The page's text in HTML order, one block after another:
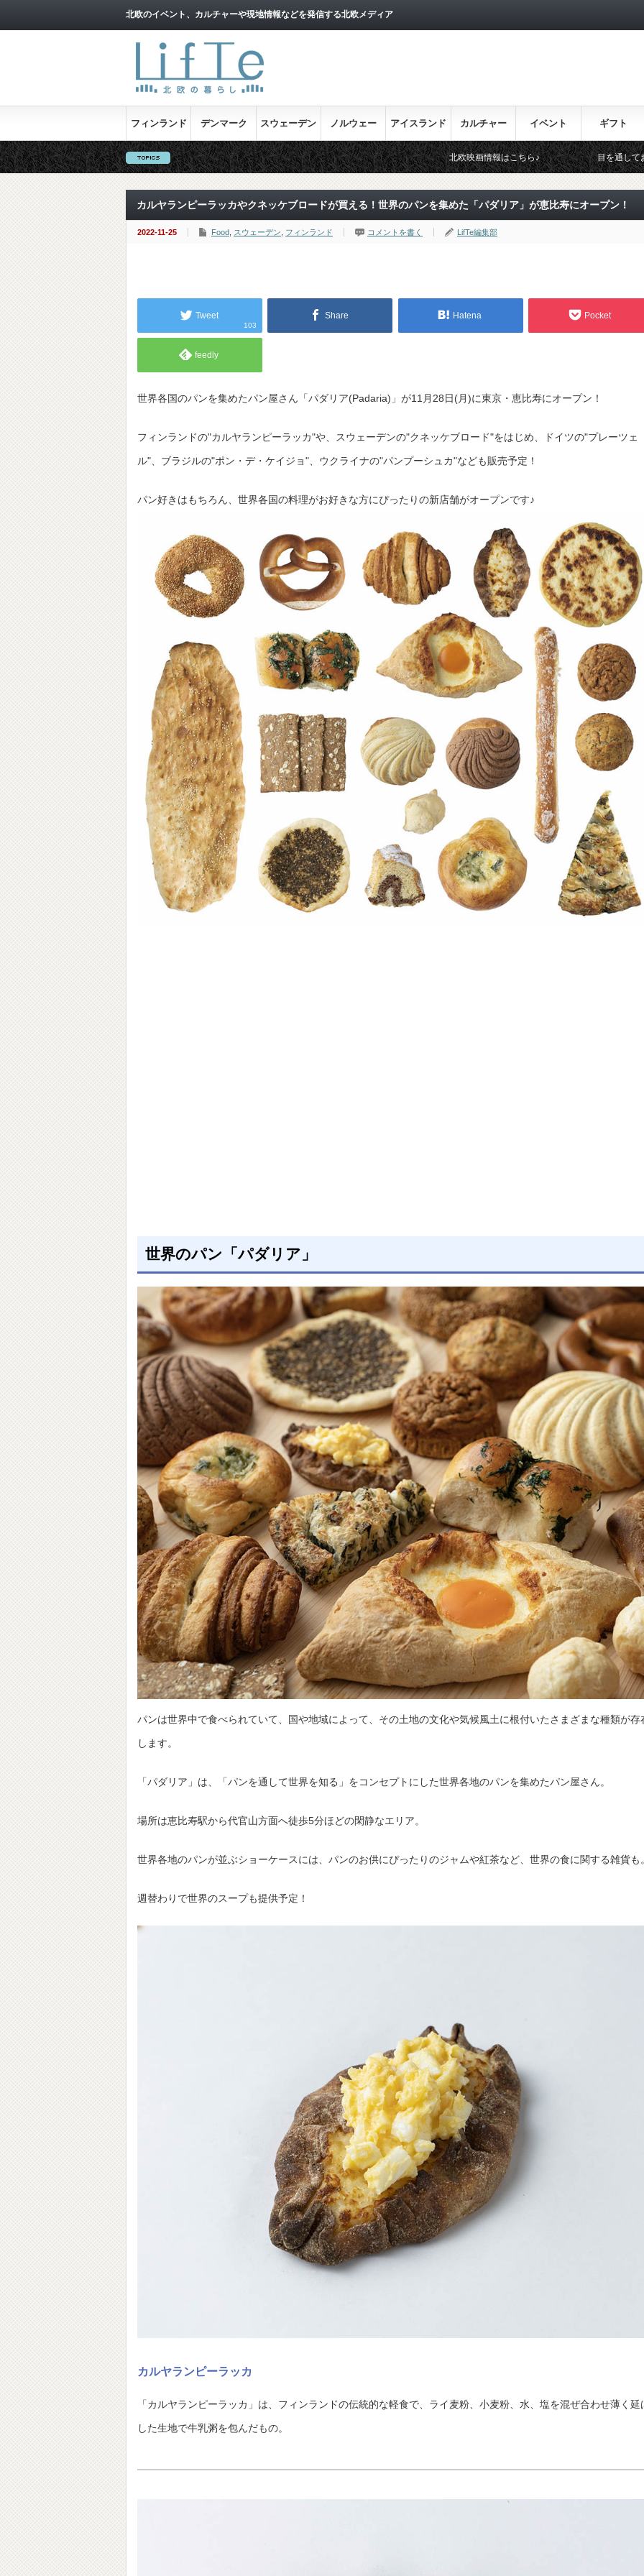
北欧のイベント、カルチャーや現地情報などを発信する北欧メディア
フィンランド デンマーク スウェーデン ノルウェー アイスランド カルチャー イベント ギフト
北欧映画情報はこちら♪ 目を通しておきたい北欧関連の
カルヤランピーラッカやクネッケブロードが買える！世界のパンを集めた「パダリア」が恵比寿にオープン！
2022-11-25 Food スウェーデン フィンランド コメントを書く LifTe編集部
Tweet
103
Share Hatena Pocket
feedly
世界各国のパンを集めたパン屋さん「パダリア(Padaria)」が11月28日(月)に東京・恵比寿にオープン！
フィンランドの"カルヤランピーラッカ"や、スウェーデンの"クネッケブロード"をはじめ、ドイツの"プレーツェ
ル"、ブラジルの"ポン・デ・ケイジョ"、ウクライナの"パンプーシュカ"なども販売予定！
パン好きはもちろん、世界各国の料理がお好きな方にぴったりの新店舗がオープンです♪
世界のパン「パダリア」
パンは世界中で食べられていて、国や地域によって、その土地の文化や気候風土に根付いたさまざまな種類が存
します。
「パダリア」は、「パンを通して世界を知る」をコンセプトにした世界各地のパンを集めたパン屋さん。
場所は恵比寿駅から代官山方面へ徒歩5分ほどの閑静なエリア。
世界各地のパンが並ぶショーケースには、パンのお供にぴったりのジャムや紅茶など、世界の食に関する雑貨も
週替わりで世界のスープも提供予定！
カルヤランピーラッカ
「カルヤランピーラッカ」は、フィンランドの伝統的な軽食で、ライ麦粉、小麦粉、水、塩を混ぜ合わせ薄く延
した生地で牛乳粥を包んだもの。